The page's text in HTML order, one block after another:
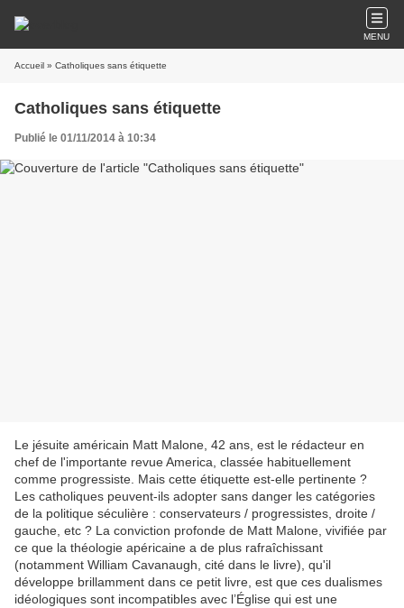
MENU
Accueil » Catholiques sans étiquette
Catholiques sans étiquette
Publié le 01/11/2014 à 10:34
Le jésuite américain Matt Malone, 42 ans, est le rédacteur en
chef de l'importante revue America, classée habituellement
comme progressiste. Mais cette étiquette est-elle pertinente ?
Les catholiques peuvent-ils adopter sans danger les catégories
de la politique séculière : conservateurs / progressistes, droite /
gauche, etc ? La conviction profonde de Matt Malone, vivifiée par
ce que la théologie apéricaine a de plus rafraîchissant
(notamment William Cavanaugh, cité dans le livre), qu'il
développe brillamment dans ce petit livre, est que ces dualismes
idéologiques sont incompatibles avec l’Église qui est une